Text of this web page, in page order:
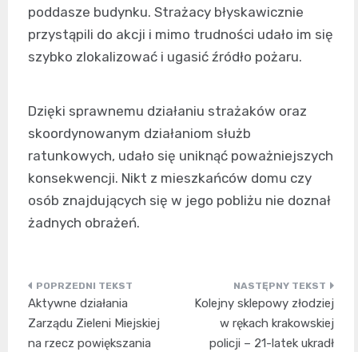
poddasze budynku. Strażacy błyskawicznie
przystąpili do akcji i mimo trudności udało im się
szybko zlokalizować i ugasić źródło pożaru.
Dzięki sprawnemu działaniu strażaków oraz
skoordynowanym działaniom służb
ratunkowych, udało się uniknąć poważniejszych
konsekwencji. Nikt z mieszkańców domu czy
osób znajdujących się w jego pobliżu nie doznał
żadnych obrażeń.
Nawigacja
wpisu
Aktywne działania
Zarządu Zieleni Miejskiej
na rzecz powiększania
Kolejny sklepowy złodziej
w rękach krakowskiej
policji – 21-latek ukradł